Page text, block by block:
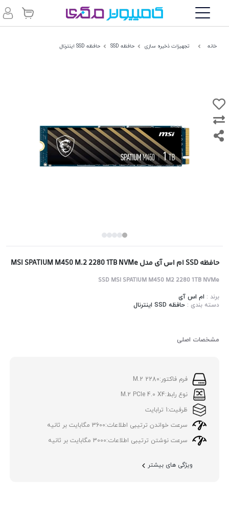
خانه تجهیزات ذخیره سازی حافظه SSD حافظه SSD اینترنال
حافظه SSD ام اس آی مدل MSI SPATIUM M450 M.2 2280 1TB NVMe
SSD MSI SPATIUM M450 M2 2280 1TB NVMe
برند : ام اس آی
دسته بندی :حافظه SSD اینترنال
مشخصات اصلی
فرم فاکتور:M.2 2280
نوع رابط:M.2 PCIe 4.0 X4
ظرفیت:1 ترابایت
سرعت خواندن ترتیبی اطلاعات:3600 مگابایت بر ثانیه
سرعت نوشتن ترتیبی اطلاعات:3000 مگابایت بر ثانیه
ویژگی های بیشتر